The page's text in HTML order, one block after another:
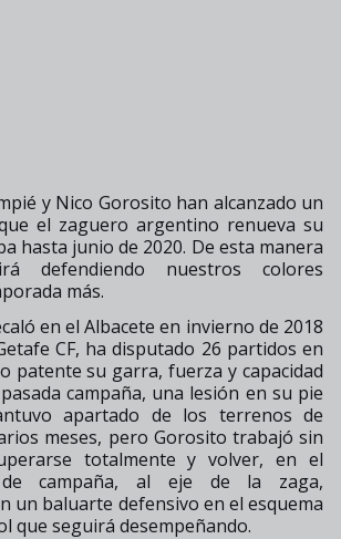
y Nico Gorosito han alcanzado un
el zaguero argentino renueva su
hasta junio de 2020. De esta manera
defendiendo nuestros colores
más.
en el Albacete en invierno de 2018
CF, ha disputado 26 partidos en
patente su garra, fuerza y capacidad
campaña, una lesión en su pie
apartado de los terrenos de
meses, pero Gorosito trabajó sin
totalmente y volver, en el
campaña, al eje de la zaga,
un baluarte defensivo en el esquema
que seguirá desempeñando.